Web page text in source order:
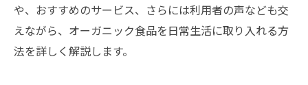
や、おすすめのサービス、さらには利用者の声なども交
えながら、オーガニック食品を日常生活に取り入れる方
法を詳しく解説します。